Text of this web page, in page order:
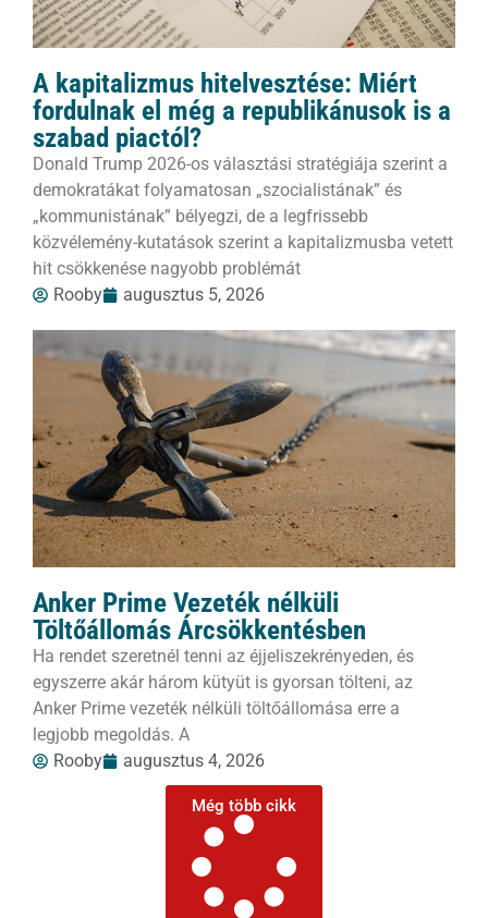
A kapitalizmus hitelvesztése: Miért
fordulnak el még a republikánusok is a
szabad piactól?
Donald Trump 2026-os választási stratégiája szerint a
demokratákat folyamatosan „szocialistának” és
„kommunistának” bélyegzi, de a legfrissebb
közvélemény-kutatások szerint a kapitalizmusba vetett
hit csökkenése nagyobb problémát
Rooby
augusztus 5, 2026
Anker Prime Vezeték nélküli
Töltőállomás Árcsökkentésben
Ha rendet szeretnél tenni az éjjeliszekrényeden, és
egyszerre akár három kütyüt is gyorsan tölteni, az
Anker Prime vezeték nélküli töltőállomása erre a
legjobb megoldás. A
Rooby
augusztus 4, 2026
Még több cikk